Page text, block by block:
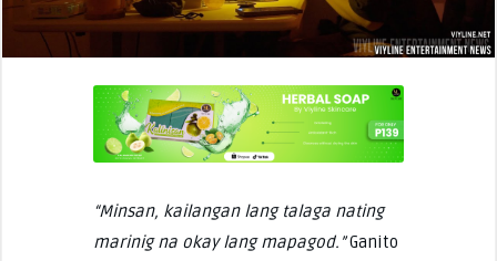
“Minsan, kailangan lang talaga nating
marinig na okay lang mapagod.”Ganito